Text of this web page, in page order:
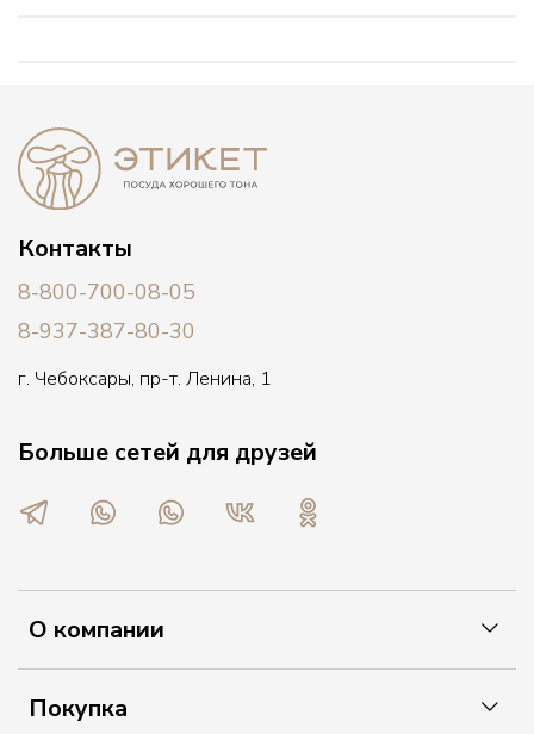
О компании
Покупка
Контакты
8-800-700-08-05
8-937-387-80-30
г. Чебоксары, пр-т. Ленина, 1
Больше сетей для друзей